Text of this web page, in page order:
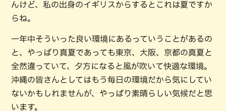
んけど、私の出身のイギリスからするとこれは夏ですか
らね。
一年中そういった良い環境にあるっていうことがあるの
と、やっぱり真夏であっても東京、大阪、京都の真夏と
全然違っていて、夕方になると風が吹いて快適な環境。
沖縄の皆さんとしてはもう毎日の環境だから気にしてい
ないかもしれませんが、やっぱり素晴らしい気候だと思
います。